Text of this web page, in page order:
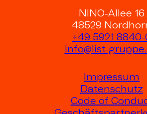
NINO-Allee 16
48529
+49 5921
info@list-
Impressum
Datenschutz
Code of